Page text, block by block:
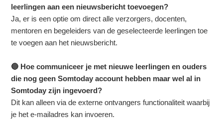
leerlingen aan een nieuwsbericht toevoegen?
Ja, er is een optie om direct alle verzorgers, docenten,
mentoren en begeleiders van de geselecteerde leerlingen toe
te voegen aan het nieuwsbericht.
🔵 Hoe communiceer je met nieuwe leerlingen en ouders
die nog geen Somtoday account hebben maar wel al in
Somtoday zijn ingevoerd?
Dit kan alleen via de externe ontvangers functionaliteit waarbij
je het e-mailadres kan invoeren.